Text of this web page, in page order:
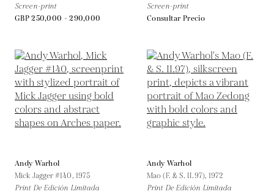
Screen-print
GBP 250,000 - 290,000
Screen-print
Consultar Precio
Andy Warhol
Mick Jagger #140, 1975
Print De Edición Limitada
Andy Warhol
Mao (F. & S. II.97),1972
Print De Edición Limitada